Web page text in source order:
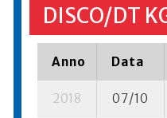
DISCO/DT
Anno Data
2018 07/10